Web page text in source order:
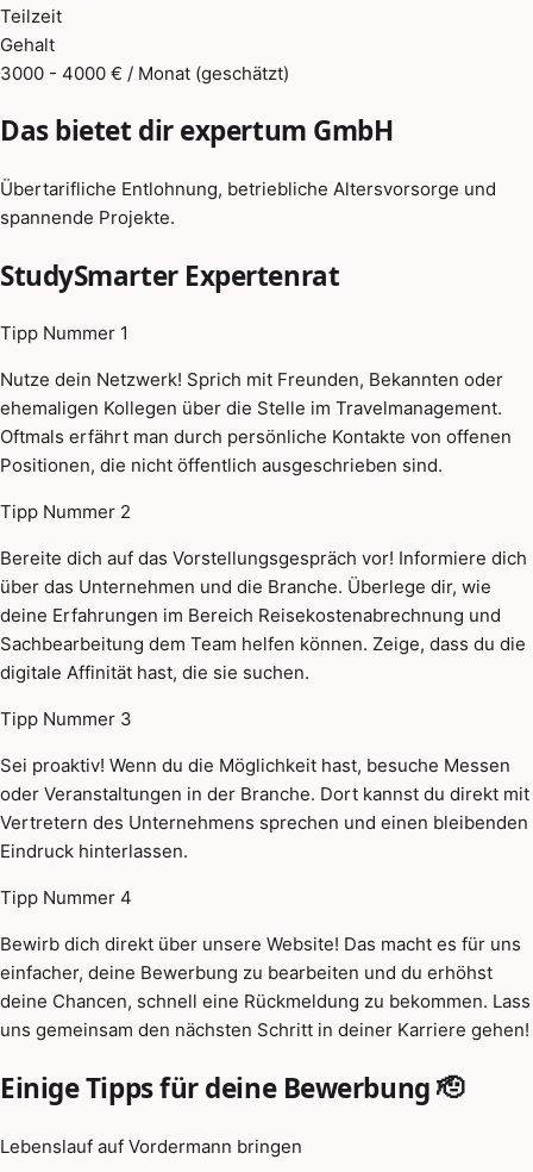
Teilzeit
Gehalt
3000 - 4000 € / Monat (geschätzt)
Das bietet dir expertum GmbH
Übertarifliche Entlohnung, betriebliche Altersvorsorge und
spannende Projekte.
StudySmarter Expertenrat
Tipp Nummer 1
Nutze dein Netzwerk! Sprich mit Freunden, Bekannten oder
ehemaligen Kollegen über die Stelle im Travelmanagement.
Oftmals erfährt man durch persönliche Kontakte von offenen
Positionen, die nicht öffentlich ausgeschrieben sind.
Tipp Nummer 2
Bereite dich auf das Vorstellungsgespräch vor! Informiere dich
über das Unternehmen und die Branche. Überlege dir, wie
deine Erfahrungen im Bereich Reisekostenabrechnung und
Sachbearbeitung dem Team helfen können. Zeige, dass du die
digitale Affinität hast, die sie suchen.
Tipp Nummer 3
Sei proaktiv! Wenn du die Möglichkeit hast, besuche Messen
oder Veranstaltungen in der Branche. Dort kannst du direkt mit
Vertretern des Unternehmens sprechen und einen bleibenden
Eindruck hinterlassen.
Tipp Nummer 4
Bewirb dich direkt über unsere Website! Das macht es für uns
einfacher, deine Bewerbung zu bearbeiten und du erhöhst
deine Chancen, schnell eine Rückmeldung zu bekommen. Lass
uns gemeinsam den nächsten Schritt in deiner Karriere gehen!
Einige Tipps für deine Bewerbung 🫡
Lebenslauf auf Vordermann bringen